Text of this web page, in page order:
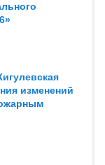
изменений